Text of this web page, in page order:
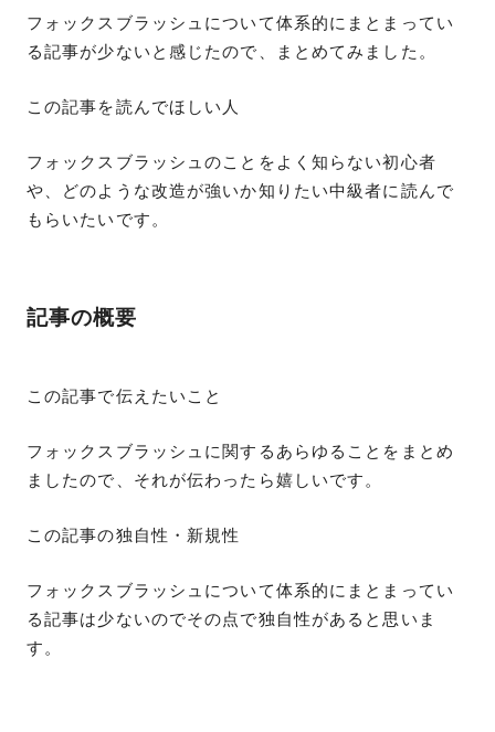
フォックスブラッシュについて体系的にまとまってい
る記事が少ないと感じたので、まとめてみました。
この記事を読んでほしい人
フォックスブラッシュのことをよく知らない初心者
や、どのような改造が強いか知りたい中級者に読んで
もらいたいです。
記事の概要
この記事で伝えたいこと
フォックスブラッシュに関するあらゆることをまとめ
ましたので、それが伝わったら嬉しいです。
この記事の独自性・新規性
フォックスブラッシュについて体系的にまとまってい
る記事は少ないのでその点で独自性があると思いま
す。